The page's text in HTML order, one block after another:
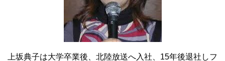
上坂典子は大学卒業後、北陸放送へ入社、15年後退社しフ